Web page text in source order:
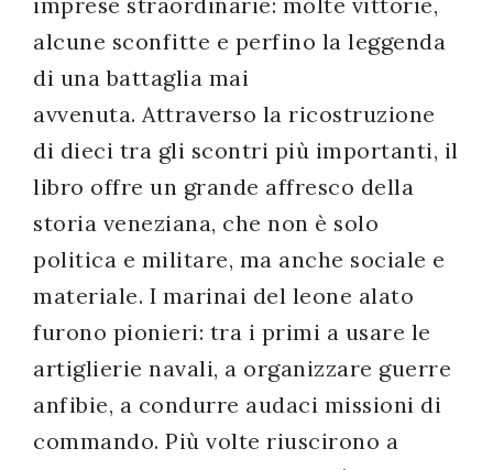
alcune sconfitte e perfino la leggenda
di una battaglia mai
avvenuta. Attraverso la ricostruzione
di dieci tra gli scontri più importanti, il
libro offre un grande affresco della
storia veneziana, che non è solo
politica e militare, ma anche sociale e
materiale. I marinai del leone alato
furono pionieri: tra i primi a usare le
artiglierie navali, a organizzare guerre
anfibie, a condurre audaci missioni di
commando. Più volte riuscirono a